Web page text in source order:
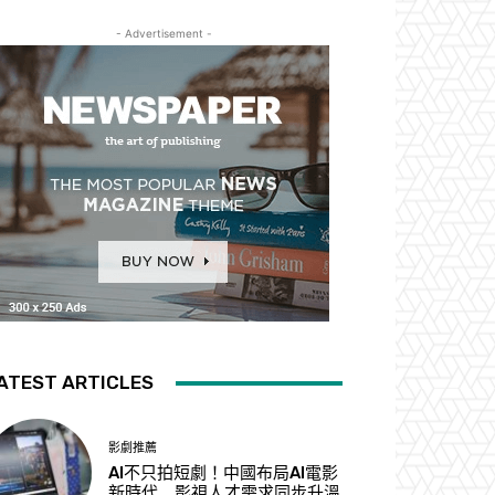
- Advertisement -
ARTICLES
影劇推薦
AI不只拍短劇！中國布局AI電影